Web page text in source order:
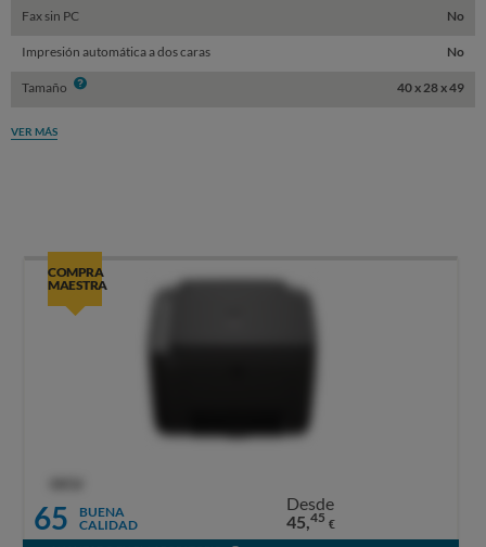
Fax sin PC No
Impresión automática a dos caras No
Tamaño Info 40 x 28 x 49
VER MÁS
COMPRA
MAESTRA
65
BUENA
CALIDAD
Desde
45,45 €